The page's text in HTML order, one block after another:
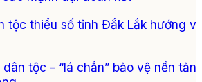
tộc thiểu số tỉnh Đắk Lắk hướng
tộc - “lá chắn” bảo vệ nền